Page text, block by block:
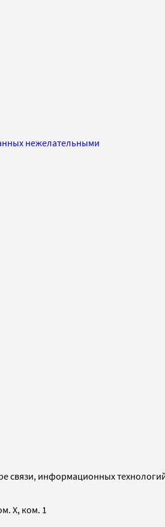
нежелательными
связи, информационных
X, ком. 1